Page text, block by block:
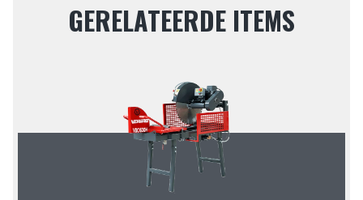
GERELATEERDE ITEMS